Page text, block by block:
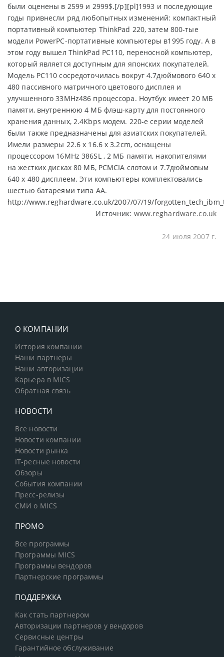
были оценены в 2599 и 2999$.[/p][pl]1993 и последующие
годы привнесли ряд любопытных изменений: компактный
портативный компьютер ThinkPad 220, затем 800-тые
модели PowerPC-портативные компьютеры в1995 году. А в
этом году вышел ThinkPad PC110, переносной компьютер,
который является доступным для японских покупателей.
Модель PC110 сосредоточилась вокруг 4.7дюймового 640 x
480 пассивного матричного цветового дисплея и
улучшенного 33MHz486 процессора. Ноутбук имеет 20 МБ
памяти, внутреннюю 4 МБ флэш-карту для постоянного
хранения данных, 2.4Kbps модем. 220-е серии моделей
были также предназначены для азиатских покупателей.
Имели размеры 22.6 x 16.6 x 3.2cm, оснащены
процессором 16MHz 386SL , 2 МБ памяти, накопителями
на жестких дисках 80 МБ, PCMCIA слотом и 7.7дюймовым
640 x 480 дисплеем. Эти компьютеры комплектовались
шестью батареями типа AA.
http://www.reghardware.co.uk/2007/07/19/
Источник: www.reghardware.co.uk
24 июля 2007 г.
О КОМПАНИИ
История компании
Наши партнеры
Наши авторизации
Карьера в MICS
Обратная связь
НОВОСТИ
Все новости
Новости компании
Новости рынка
IT-ресные новости
Обзоры
События компании
Пресс-релизы
СМИ о MICS
ПРОМО
Все программы
Программы MICS
Программы вендоров
Партнерские программы
ПОДДЕРЖКА
Как стать партнером
Авторизации партнеров у вендоров
Сервисные центры
Гарантийное обслуживание